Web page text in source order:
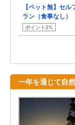
【ペット無】セ
ラン（食事なし）
ポイント2%
一年を通じて自